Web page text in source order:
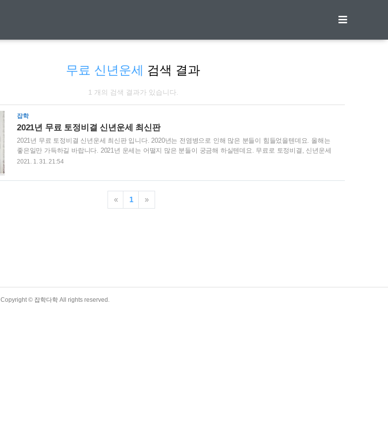
무료 신년운세 검색 결과
1 개의 검색 결과가 있습니다.
잡학
2021년 무료 토정비결 신년운세 최신판
2021년 무료 토정비결 신년운세 최신판 입니다. 2020년는 전염병으로 인해 많은 분들이 힘들었을텐데요. 올해는
좋은일만 가득하길 바랍니다. 2021년 운세는 어떨지 많은 분들이 궁금해 하실텐데요. 무료로 토정비결, 신년운세
보는 곳을 알려드리겠습니다. | 2021년 무료 토정비결 생년월일, 태어난 시간, 성별 정도만 입력하면 간단하게 토
같습니다. 신한은행 사이트를 접속합니다. 메인화면에서 생활서비스를 누릅니다. 운세/사주 메뉴를 선택하시고 정
통운세에 있는 2021 신토정비결을 선택합니다. 개인정보를 입력하고 운세보기를 하시면 2021 무료 토정비결을 보
실수 있습니다.꽤나 상세하게 결과가 나오기..
2021. 1. 31. 21:54
« 1 »
Copyright © 잡학다학 All rights reserved.